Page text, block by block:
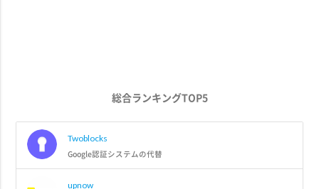
総合ランキングTOP5
Twoblocks
Google認証システムの代替
upnow